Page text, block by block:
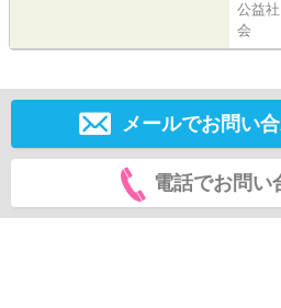
公益
会
メールでお問い
電話でお問い